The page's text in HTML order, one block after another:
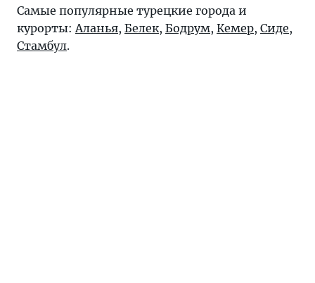
Самые популярные турецкие города и
курорты: Аланья, Белек, Бодрум, Кемер, Сиде,
Стамбул.